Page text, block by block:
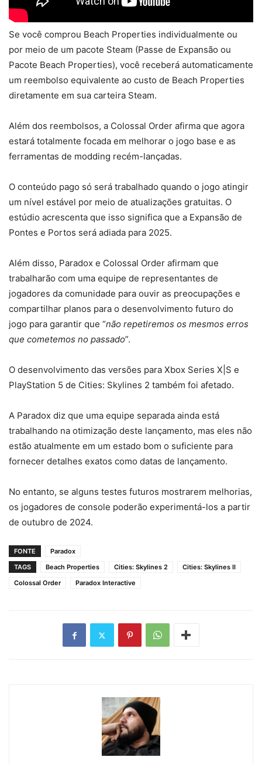
Se você comprou Beach Properties individualmente ou
por meio de um pacote Steam (Passe de Expansão ou
Pacote Beach Properties), você receberá automaticamente
um reembolso equivalente ao custo de Beach Properties
diretamente em sua carteira Steam.
Além dos reembolsos, a Colossal Order afirma que agora
estará totalmente focada em melhorar o jogo base e as
ferramentas de modding recém-lançadas.
O conteúdo pago só será trabalhado quando o jogo atingir
um nível estável por meio de atualizações gratuitas. O
estúdio acrescenta que isso significa que a Expansão de
Pontes e Portos será adiada para 2025.
Além disso, Paradox e Colossal Order afirmam que
trabalharão com uma equipe de representantes de
jogadores da comunidade para ouvir as preocupações e
compartilhar planos para o desenvolvimento futuro do
jogo para garantir que “não repetiremos os mesmos erros
que cometemos no passado”.
O desenvolvimento das versões para Xbox Series X|S e
PlayStation 5 de Cities: Skylines 2 também foi afetado.
A Paradox diz que uma equipe separada ainda está
trabalhando na otimização deste lançamento, mas eles não
estão atualmente em um estado bom o suficiente para
fornecer detalhes exatos como datas de lançamento.
No entanto, se alguns testes futuros mostrarem melhorias,
os jogadores de console poderão experimentá-los a partir
de outubro de 2024.
FONTE
Paradox
TAGS
Beach Properties Cities: Skylines 2
Cities: Skylines II
Colossal Order
Paradox Interactive